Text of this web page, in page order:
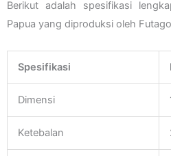
Berikut adalah spesifikasi
Papua yang diproduksi oleh
Spesifikasi
Dimensi
Ketebalan